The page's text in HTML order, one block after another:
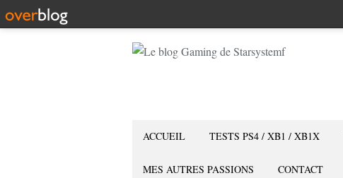
ACCUEIL TESTS PS4 / XB1 / XB1X
MES AUTRES PASSIONS CONTACT